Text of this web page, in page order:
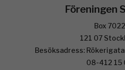
Föreningen
Box 7022
121 07
Besöksadress:
08-412 15